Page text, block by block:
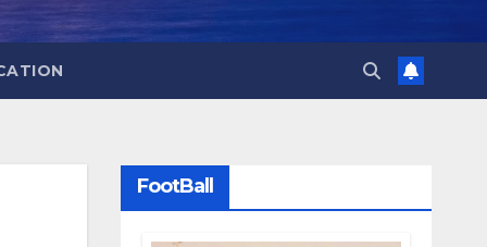
FootBall